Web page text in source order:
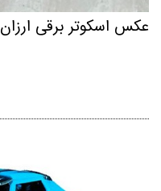
عکس اسکوتر برقی ارزان